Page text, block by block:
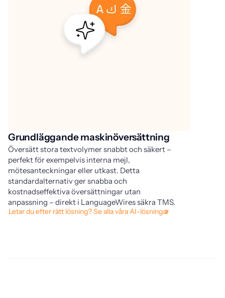
Grundläggande maskinöversättning
Översätt stora textvolymer snabbt och säkert –
perfekt för exempelvis interna mejl,
mötesanteckningar eller utkast. Detta
standardalternativ ger snabba och
kostnadseffektiva översättningar utan
anpassning – direkt i LanguageWires säkra TMS.
Letar du efter rätt lösning? Se alla våra AI-lösningar